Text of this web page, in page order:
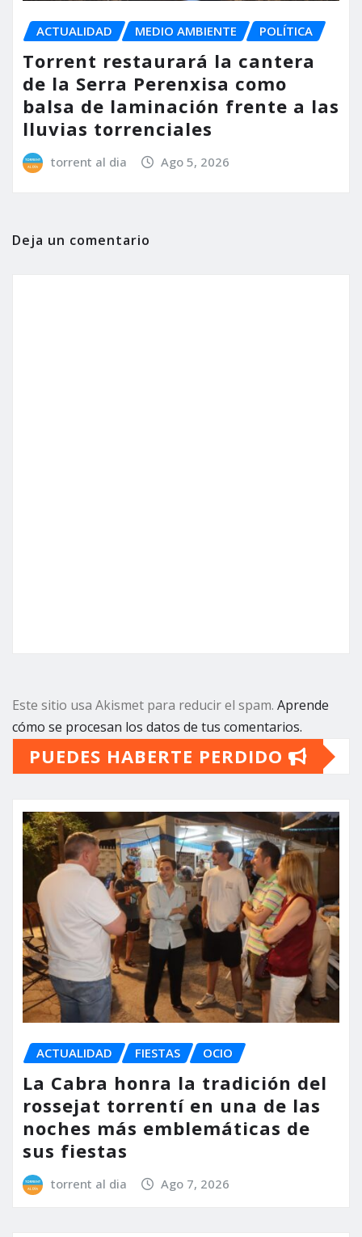
ACTUALIDAD MEDIO AMBIENTE POLÍTICA
Torrent restaurará la cantera
de la Serra Perenxisa como
balsa de laminación frente a las
lluvias torrenciales
torrent al dia Ago 5, 2026
Deja un comentario
Este sitio usa Akismet para reducir el spam. Aprende
cómo se procesan los datos de tus comentarios.
PUEDES HABERTE PERDIDO
ACTUALIDAD FIESTAS OCIO
La Cabra honra la tradición del
rossejat torrentí en una de las
noches más emblemáticas de
sus fiestas
torrent al dia Ago 7, 2026